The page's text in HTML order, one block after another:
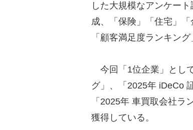
した大規模なアンケー
成、「保険」「住宅」
「顧客満足度ランキン
今回「1位企業」とし
グ」、「2025年 iDeCo
「2025年 車買取会社
獲得している。